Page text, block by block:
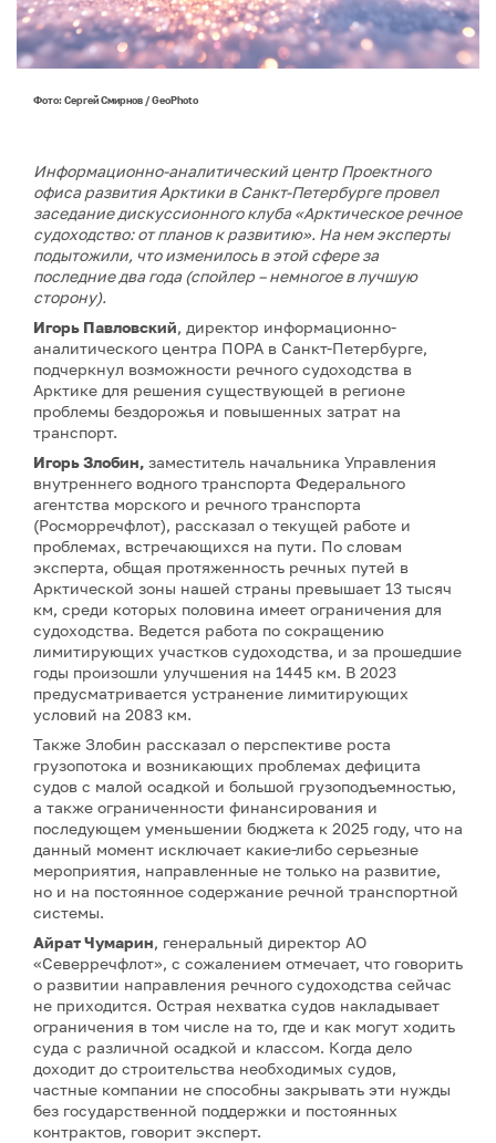
Фото: Сергей Смирнов / GeoPhoto
Информационно-аналитический центр Проектного
офиса развития Арктики в Санкт-Петербурге провел
заседание дискуссионного клуба «Арктическое речное
судоходство: от планов к развитию». На нем эксперты
подытожили, что изменилось в этой сфере за
последние два года (спойлер –немногое в лучшую
сторону).
Игорь Павловский, директор информационно-
аналитического центра ПОРА в Санкт-Петербурге,
подчеркнул возможности речного судоходства в
Арктике для решения существующей в регионе
проблемы бездорожья и повышенных затрат на
транспорт.
Игорь Злобин, заместитель начальника Управления
внутреннего водного транспорта Федерального
агентства морского и речного транспорта
(Росморречфлот), рассказал о текущей работе и
проблемах, встречающихся на пути. По словам
эксперта, общая протяженность речных путей в
Арктической зоны нашей страны превышает 13 тысяч
км, среди которых половина имеет ограничения для
судоходства. Ведется работа по сокращению
лимитирующих участков судоходства, и за прошедшие
годы произошли улучшения на 1445 км. В 2023
предусматривается устранение лимитирующих
условий на 2083 км.
Также Злобин рассказал о перспективе роста
грузопотока и возникающих проблемах дефицита
судов с малой осадкой и большой грузоподъемностью,
а также ограниченности финансирования и
последующем уменьшении бюджета к 2025 году, что на
данный момент исключает какие-либо серьезные
мероприятия, направленные не только на развитие,
но и на постоянное содержание речной транспортной
системы.
Айрат Чумарин, генеральный директор АО
«Северречфлот», с сожалением отмечает, что говорить
о развитии направления речного судоходства сейчас
не приходится. Острая нехватка судов накладывает
ограничения в том числе на то, где и как могут ходить
суда с различной осадкой и классом. Когда дело
доходит до строительства необходимых судов,
частные компании не способны закрывать эти нужды
без государственной поддержки и постоянных
контрактов, говорит эксперт.